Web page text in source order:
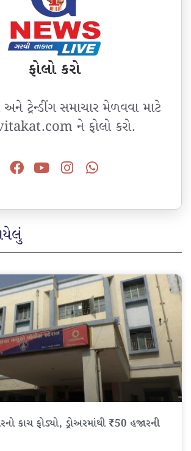
ફોલો કરો
અને ટ્રેન્ડીંગ સમાચાર મેળવવા માટે
ને ફોલો કરો.
કાચ ફોડ્યો, ડ્રોઅરમાંથી ₹50 હજારની